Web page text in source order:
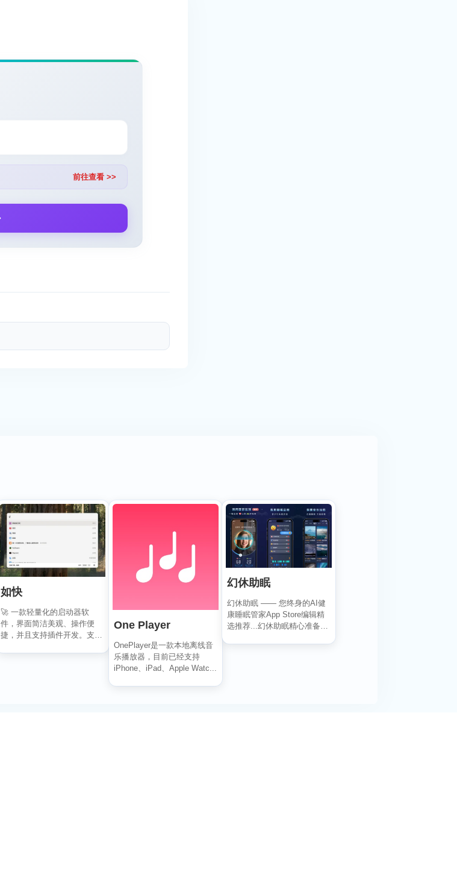
前往查看 >>
如快
🚀 一款轻量化的启动器软
件，界面简洁美观、操作便
捷，并且支持插件开发。支持
One Player
OnePlayer是一款本地离线音
乐播放器，目前已经支持
iPhone、iPad、Apple Watc...
幻休助眠
幻休助眠 —— 您终身的AI健
康睡眠管家App Store编辑精
选推荐...幻休助眠精心准备了